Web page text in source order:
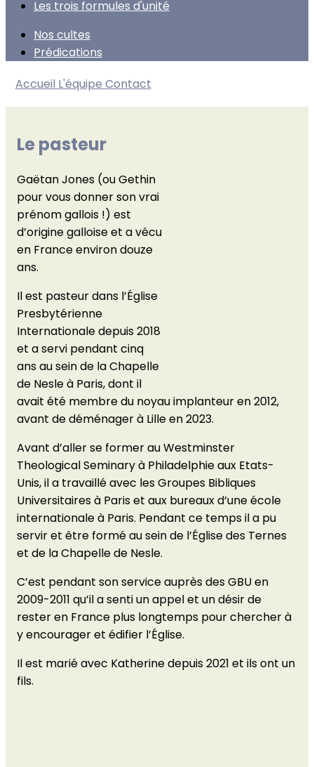
Les trois formules d'unité
Nos cultes
Prédications
Accueil L'équipe Contact
Le pasteur
Gaëtan Jones (ou Gethin
pour vous donner son vrai
prénom gallois !) est
d’origine galloise et a vécu
en France environ douze
ans.
Il est pasteur dans l’Église
Presbytérienne
Internationale depuis 2018
et a servi pendant cinq
ans au sein de la Chapelle
de Nesle à Paris, dont il
avait été membre du noyau implanteur en 2012,
avant de déménager à Lille en 2023.
Avant d’aller se former au Westminster
Theological Seminary à Philadelphie aux Etats-
Unis, il a travaillé avec les Groupes Bibliques
Universitaires à Paris et aux bureaux d’une école
internationale à Paris. Pendant ce temps il a pu
servir et être formé au sein de l’Église des Ternes
et de la Chapelle de Nesle.
C’est pendant son service auprès des GBU en
2009-2011 qu’il a senti un appel et un désir de
rester en France plus longtemps pour chercher à
y encourager et édifier l’Église.
Il est marié avec Katherine depuis 2021 et ils ont un
fils.